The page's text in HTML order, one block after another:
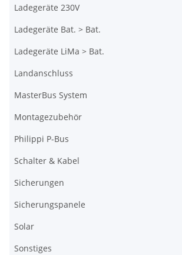
Ladegeräte 230V
Ladegeräte Bat. > Bat.
Ladegeräte LiMa > Bat.
Landanschluss
MasterBus System
Montagezubehör
Philippi P-Bus
Schalter & Kabel
Sicherungen
Sicherungspanele
Solar
Sonstiges